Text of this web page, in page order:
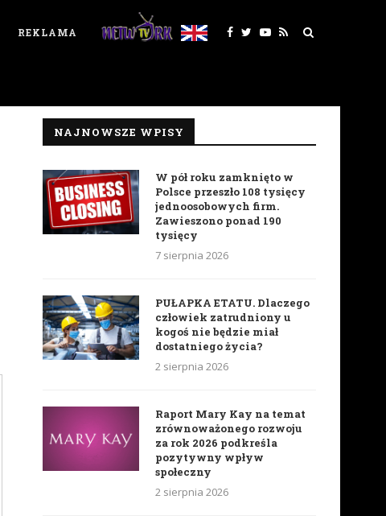
REKLAMA
NAJNOWSZE WPISY
W pół roku zamknięto w
Polsce przeszło 108 tysięcy
jednoosobowych firm.
Zawieszono ponad 190
tysięcy
7 sierpnia 2026
PUŁAPKA ETATU. Dlaczego
człowiek zatrudniony u
kogoś nie będzie miał
dostatniego życia?
2 sierpnia 2026
Raport Mary Kay na temat
zrównoważonego rozwoju
za rok 2026 podkreśla
pozytywny wpływ
społeczny
2 sierpnia 2026